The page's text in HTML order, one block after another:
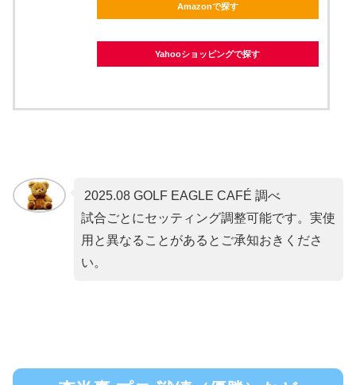
Amazonで探す
Yahooショッピングで探す
2025.08 GOLF EAGLE CAFÉ 調べ
試合ごとにセッティング調整可能です。実使
用と異なることがあるとご承知おきくださ
い。